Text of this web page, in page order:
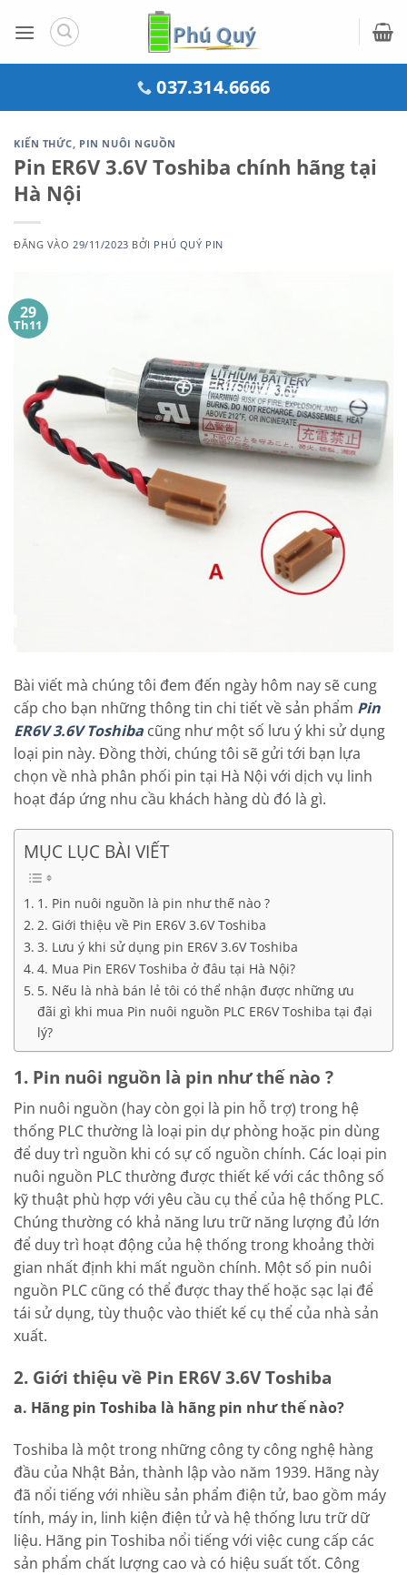
qua
037.314.6666
KIẾN THỨC, PIN NUÔI NGUỒN
Pin ER6V 3.6V Toshiba chính hãng tại
Hà Nội
ĐĂNG VÀO 29/11/2023 BỞI PHÚ QUÝ PIN
29
Th11
Bài viết mà chúng tôi đem đến ngày hôm nay sẽ cung
cấp cho bạn những thông tin chi tiết về sản phẩm Pin
ER6V 3.6V Toshiba cũng như một số lưu ý khi sử dụng
loại pin này. Đồng thời, chúng tôi sẽ gửi tới bạn lựa
chọn về nhà phân phối pin tại Hà Nội với dịch vụ linh
hoạt đáp ứng nhu cầu khách hàng dù đó là gì.
MỤC LỤC BÀI VIẾT
1. Pin nuôi nguồn là pin như thế nào ?
2. Giới thiệu về Pin ER6V 3.6V Toshiba
3. Lưu ý khi sử dụng pin ER6V 3.6V Toshiba
4. Mua Pin ER6V Toshiba ở đâu tại Hà Nội?
5. Nếu là nhà bán lẻ tôi có thể nhận được những ưu
đãi gì khi mua Pin nuôi nguồn PLC ER6V Toshiba tại đại
lý?
1. Pin nuôi nguồn là pin như thế nào ?
Pin nuôi nguồn (hay còn gọi là pin hỗ trợ) trong hệ
thống PLC thường là loại pin dự phòng hoặc pin dùng
để duy trì nguồn khi có sự cố nguồn chính. Các loại pin
nuôi nguồn PLC thường được thiết kế với các thông số
kỹ thuật phù hợp với yêu cầu cụ thể của hệ thống PLC.
Chúng thường có khả năng lưu trữ năng lượng đủ lớn
để duy trì hoạt động của hệ thống trong khoảng thời
gian nhất định khi mất nguồn chính. Một số pin nuôi
nguồn PLC cũng có thể được thay thế hoặc sạc lại để
tái sử dụng, tùy thuộc vào thiết kế cụ thể của nhà sản
xuất.
2. Giới thiệu về Pin ER6V 3.6V Toshiba
a. Hãng pin Toshiba là hãng pin như thế nào?
Toshiba là một trong những công ty công nghệ hàng
đầu của Nhật Bản, thành lập vào năm 1939. Hãng này
đã nổi tiếng với nhiều sản phẩm điện tử, bao gồm máy
tính, máy in, linh kiện điện tử và hệ thống lưu trữ dữ
liệu. Hãng pin Toshiba nổi tiếng với việc cung cấp các
sản phẩm chất lượng cao và có hiệu suất tốt. Công